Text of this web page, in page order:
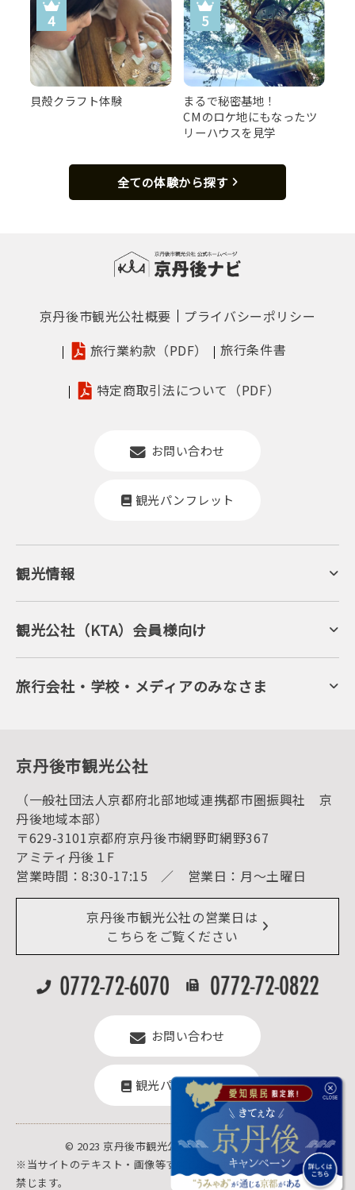
貝殻クラフト体験
まるで秘密基地！
CMのロケ地にもなったツ
リーハウスを見学
全ての体験から探す
京丹後市観光公社概要
プライバシーポリシー
旅行業約款（PDF）
旅行条件書
特定商取引法について（PDF）
お問い合わせ
観光パンフレット
観光情報
京丹後について
ジオパークの絶景
キャンプ・グランピング
自然景観
旬の食
フルーツ
美術館・資料館
観光
海水浴
キャンプ
お宿探し
宿泊・日帰り予約（空室検索）
予約照会・予約キャンセル
宿泊施設一覧（お宿比較ページ）
アクセス
お知らせ
イベント情報
デジタル観光パンフレット
リアルタイム道路情報
よくある質問
観光公社（KTA）会員様向け
KTA会員コミュニティ
会員向けサービス
KTAニュースレター
会員加入・会員情報（会員規程）
旅行会社・学校・メディアのみなさま
プレスリリース
京丹後市観光公社
（一般社団法人京都府北部地域連携都市圏振興社 京
丹後地域本部）
〒629-3101京都府京丹後市網野町網野367
アミティ丹後１F
営業時間：8:30-17:15 ／ 営業日：月～土曜日
京丹後市観光公社の営業日は
こちらをご覧ください
お問い合わせ
観光パンフレット
© 2023 京丹後市観光公社.All rights reserved.
※当サイトのテキスト・画像等すべての転載転用、商用販売を固く
禁じます。